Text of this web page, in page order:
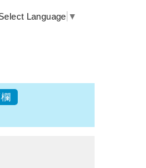
Language ▼